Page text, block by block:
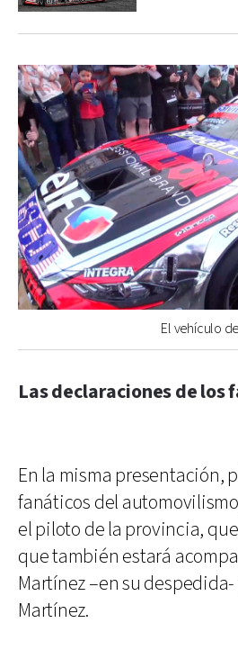
El vehículo
Las declaraciones de los
En la misma presentación,
fanáticos del
el piloto de la provincia,
que también estará
Martínez –en su
Martínez.